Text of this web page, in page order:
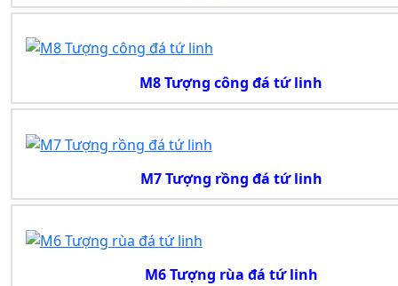
M8 Tượng công đá tứ linh
M7 Tượng rồng đá tứ linh
M6 Tượng rùa đá tứ linh